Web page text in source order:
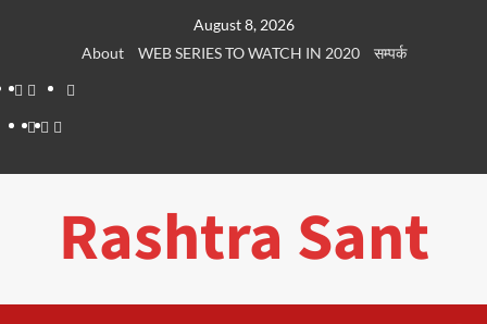
August 8, 2026
About
WEB SERIES TO WATCH IN 2020
सम्पर्क
About
WEB
SERIES
Dehradun
LifePlaces
सम्पर्क
Rashtra Sant